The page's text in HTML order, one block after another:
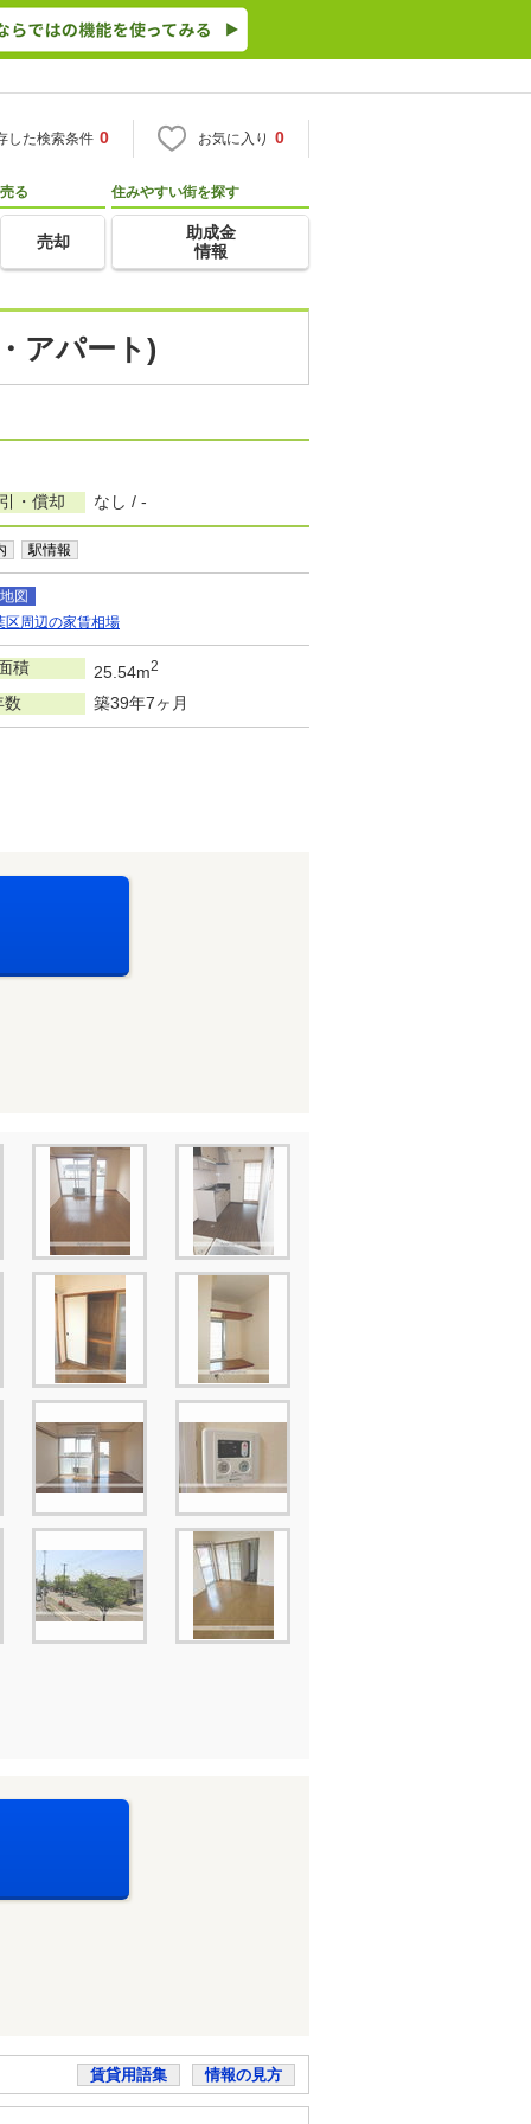
した検索条件 0 お気に入り 0
売る
売却
住みやすい街を探す
助成金
情報
アパート)
・償却 なし / -
駅情報
図
区周辺の家賃相場
積 25.54m2
数 築39年7ヶ月
賃貸用語集 情報の見方